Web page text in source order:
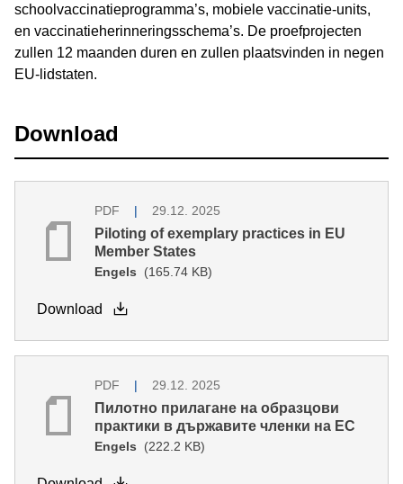
schoolvaccinatieprogramma’s, mobiele vaccinatie-units,
en vaccinatieherinneringsschema’s. De proefprojecten
zullen 12 maanden duren en zullen plaatsvinden in negen
EU-lidstaten.
Download
PDF 29.12. 2025
Piloting of exemplary practices in EU
Member States
Engels (165.74 KB)
Download
PDF 29.12. 2025
Пилотно прилагане на образцови
практики в държавите членки на ЕС
Engels (222.2 KB)